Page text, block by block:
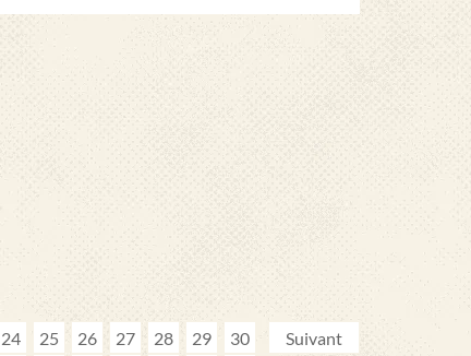
24 25 26 27 28 29
30
Suivant